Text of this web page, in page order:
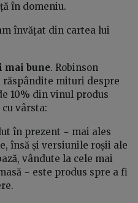
în domeniu.
învățat din cartea lui
mai bune. Robinson
mituri despre
10% din vinul produs
vârsta:
în prezent − mai ales
însă și versiunile roșii ale
vândute la cele mai
− este produs spre a fi